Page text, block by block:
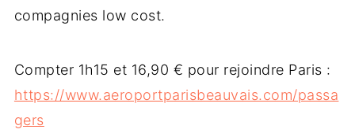
compagnies low cost.
Compter 1h15 et 16,90 € pour rejoindre Paris :
https://www.aeroportparisbeauvais.com/passa
gers